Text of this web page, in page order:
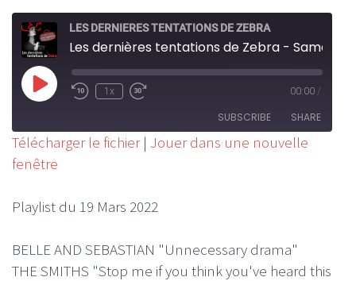
LES DERNIERES TENTATIONS DE ZEBRA
Play
EpisodeRewind
Seconds
1x
Fast
30
seconds
00:00 /
SUBSCRIBE SHARE
SHARE
Télécharger le fichier| Jouer dans une nouvelle
fenêtre
Playlist du 19 Mars 2022
BELLE AND SEBASTIAN "Unnecessary drama"
THE SMITHS "Stop me if you think you've heard this